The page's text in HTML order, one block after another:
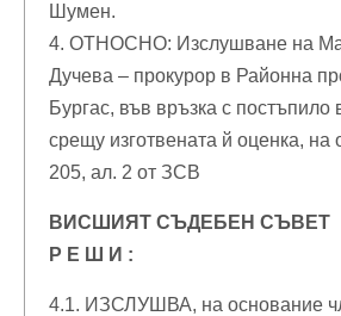
Шумен.
4. ОТНОСНО: Изслушване на
Дучева – прокурор в Районна
Бургас, във връзка с постъпило
срещу изготвената й оценка, на
205, ал. 2 от ЗСВ
ВИСШИЯТ СЪДЕБЕН СЪВЕТ
Р Е Ш И :
4.1. ИЗСЛУШВА, на основание